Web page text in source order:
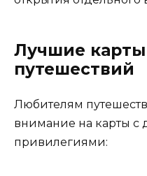
Лучшие карты
путешествий
Любителям
внимание на карты с
привилегиями: